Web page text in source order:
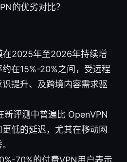
的优劣对比？
在2025年至2026年持续增
在15%-20%之间，受远程
提升、及跨境内容需求驱
新评测中普遍比 OpenVPN
低的延迟，尤其在移动网
70%的付费VPN用户表示